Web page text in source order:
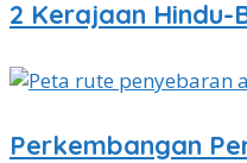
2 Kerajaan
Perkembangan